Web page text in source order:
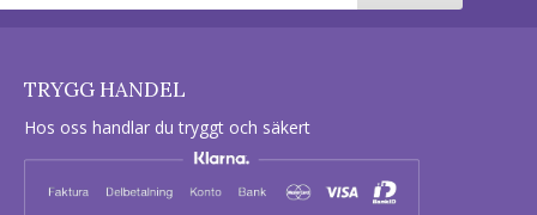
TRYGG HANDEL
Hos oss handlar du tryggt och säkert